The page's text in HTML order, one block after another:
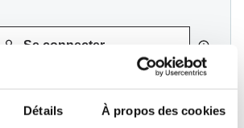
Détails À propos des cookies
Se connecter